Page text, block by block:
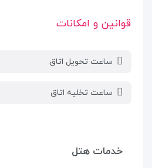
قوانین و امکانات
ساعت تحویل اتاق
ساعت تخلیه اتاق
خدمات هتل